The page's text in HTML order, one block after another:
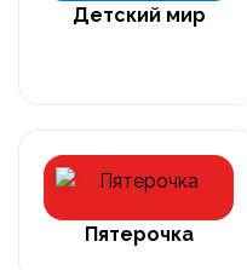
Детский мир
Пятерочка